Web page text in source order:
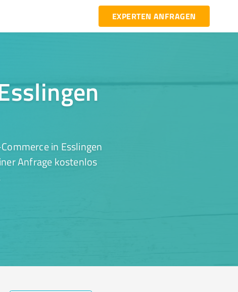
EXPERTEN ANFRAGEN
in Esslingen
Anfrage kostenlos